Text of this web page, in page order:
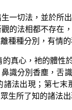
一切法，並於
的法相都不存在
種種分別，有情
真心，衪的體
識分別香塵，舌
法出現；第七
生所了知的諸法